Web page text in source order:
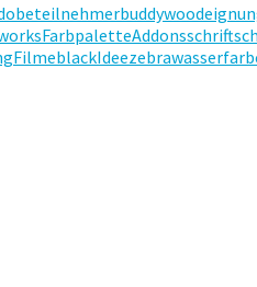
teilnehmerbuddywood
FarbpaletteAddons
FilmeblackIdeezebra